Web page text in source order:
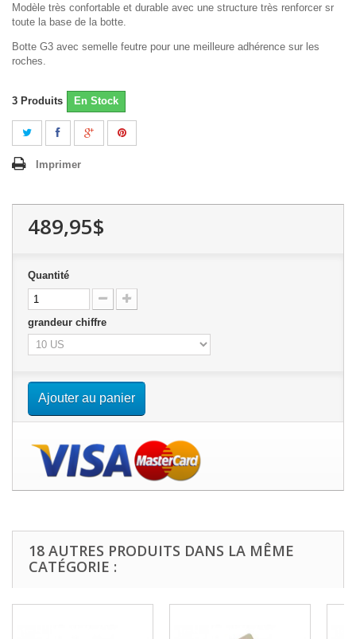
Modèle très confortable et durable avec une structure très renforcer sr
toute la base de la botte.
Botte G3 avec semelle feutre pour une meilleure adhérence sur les
roches.
3 Produits En Stock
Imprimer
489,95$
Quantité
grandeur chiffre
Ajouter au panier
18 AUTRES PRODUITS DANS LA MÊME
CATÉGORIE :